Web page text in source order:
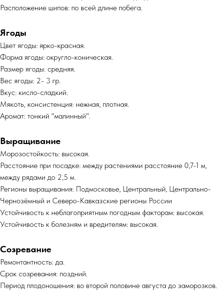
Расположение шипов: по всей длине побега.
Ягоды
Цвет ягоды: ярко-красная.
Форма ягоды: округло-коническая.
Размер ягоды: средняя.
Вес ягоды: 2- 3 гр.
Вкус: кисло-сладкий.
Мякоть, консистенция: нежная, плотная.
Аромат: тонкий "малинный".
Выращивание
Морозостойкость: высокая.
Расстояние при посадке: между растениями расстояние 0,7-1 м,
между рядами до 2,5 м.
Регионы выращивания: Подмосковье, Центральный, Центрально-
Чернозёмный и Северо-Кавказские регионы России
Устойчивость к неблагоприятным погодным факторам: высокая.
Устойчивость к болезням и вредителям: высокая.
Созревание
Ремонтантность: да.
Срок созревания: поздний.
Период плодоношения: во второй половине августа до заморозков.